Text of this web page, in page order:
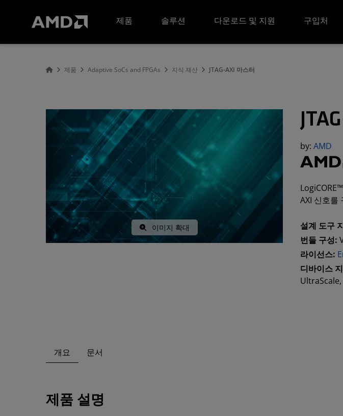
제품
솔루션 다운로드 및 지원 구입처
제품 Adaptive SoCs and FPGAs 지식 재산 JTAG-AXI 마스터
이미지 확대
by:AMD
AXI 신호를
설계 도구
번들 구성:
라이선스:
디바이스
개요 문서
제품 설명